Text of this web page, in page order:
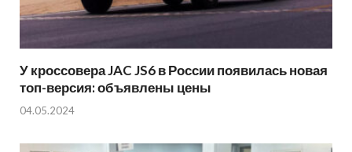
У кроссовера JAC JS6 в России появилась новая
топ-версия: объявлены цены
04.05.2024